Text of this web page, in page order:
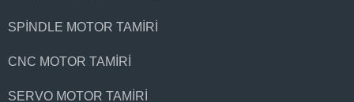
SPINDLE MOTOR TAMIRI
CNC MOTOR TAMIRI
SERVO MOTOR TAMIRI